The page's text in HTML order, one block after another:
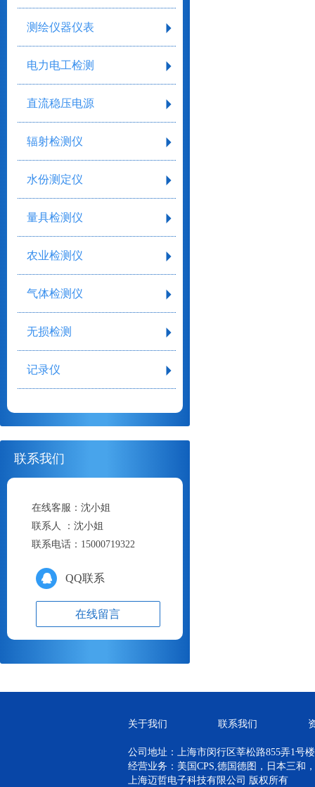
测绘仪器仪表
电力电工检测
直流稳压电源
辐射检测仪
水份测定仪
量具检测仪
农业检测仪
气体检测仪
无损检测
记录仪
联系我们
在线客服：沈小姐
联系人 ：沈小姐
联系电话： 15000719322
QQ联系
在线留言
关于我们 联系我们
公司地址：上海市闵行区莘松路855弄1号
经营业务：美国CPS,德国德图，日本三和，
上海迈哲电子科技有限公司 版权所有